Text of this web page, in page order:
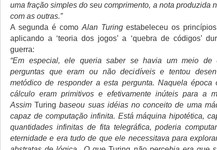
uma fração simples do seu comprimento, a nota produzida
com as outras.”
A segunda é como Alan Turingestabeleceu os
aplicando a ‘teoria dos jogos’ a ‘quebra de códigos’
guerra:
“Em especial, ele queria saber se havia um meio de
perguntas que eram ou não decidíveis e tentou
metódico de responder a esta pergunta. Naquela época
cálculo eram primitivos e efetivamente inúteis para a
AssimTuring baseou suas idéias no conceito de uma
capaz de computação infinita. Está máquina hipotética,
quantidades infinitas de fita telegráfica, poderia
eternidade e era tudo de que ele necessitava para